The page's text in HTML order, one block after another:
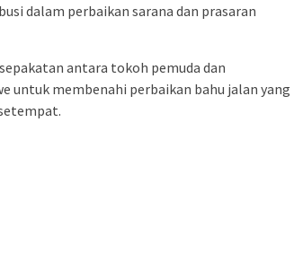
dalam perbaikan sarana dan prasaran
antara tokoh pemuda dan
untuk membenahi perbaikan bahu jalan yang